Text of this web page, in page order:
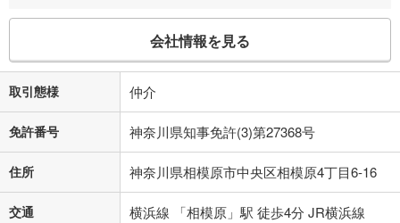
会社情報を見る
取引態様 仲介
免許番号 神奈川県知事免許(3)第27368号
住所 神奈川県相模原市中央区相模原4丁目6-16
交通
横浜線 「相模原」駅 徒歩4分 JR横浜線